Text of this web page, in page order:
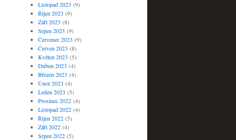
Listopad 2023 (9)
Říjen 2023 (9)
Září 2023 (8)
Srpen 2023 (9)
Červenec 2023 (9)
Červen 2023 (8)
Květen 2023 (5)
Duben 2023 (4)
Březen 2023 (4)
Únor 2023 (4)
Leden 2023 (5)
Prosinec 2022(4)
Listopad 2022(4)
Říjen 2022(5)
Září 2022(4)
Srpen 2022(5)